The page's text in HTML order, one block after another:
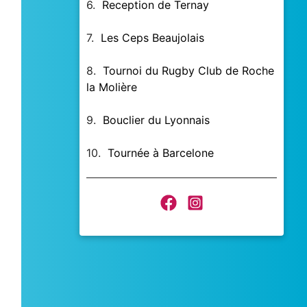
6. Reception de Ternay
7. Les Ceps Beaujolais
8.Tournoi du Rugby Club de Roche
la Molière
9. Bouclier du Lyonnais
10.Tournée à Barcelone